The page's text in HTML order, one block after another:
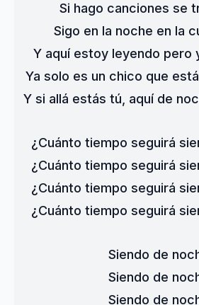
Si hago canciones se
Sigo en la noche en la
Y aquí estoy leyendo pero
Ya solo es un chico que
Y si allá estás tú, aquí de
¿Cuánto tiempo seguirá
¿Cuánto tiempo seguirá
¿Cuánto tiempo seguirá
¿Cuánto tiempo seguirá
Siendo de
Siendo de
Siendo de